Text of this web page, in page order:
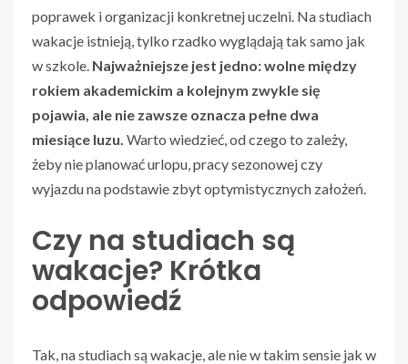
poprawek i organizacji konkretnej uczelni. Na studiach
wakacje istnieją, tylko rzadko wyglądają tak samo jak
w szkole. Najważniejsze jest jedno: wolne między
rokiem akademickim a kolejnym zwykle się
pojawia, ale nie zawsze oznacza pełne dwa
miesiące luzu. Warto wiedzieć, od czego to zależy,
żeby nie planować urlopu, pracy sezonowej czy
wyjazdu na podstawie zbyt optymistycznych założeń.
Czy na studiach są
wakacje? Krótka
odpowiedź
Tak, na studiach są wakacje, ale nie w takim sensie jak w